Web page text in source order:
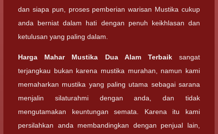
dan siapa pun, proses pemberian warisan Mustika cukup
anda berniat dalam hati dengan penuh keikhlasan dan
ketulusan yang paling dalam.
Harga Mahar Mustika Dua Alam Terbaiksangat
terjangkau bukan karena mustika murahan, namun kami
memaharkan mustika yang paling utama sebagai sarana
menjalin silaturahmi dengan anda, dan tidak
mengutamakan keuntungan semata. Karena itu kami
persilahkan anda membandingkan dengan penjual lain,